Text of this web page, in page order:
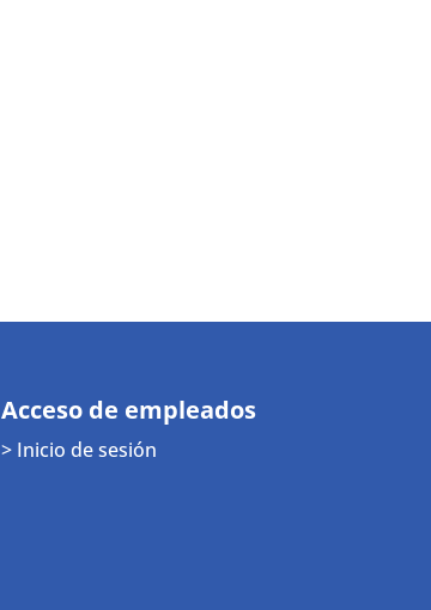
Acceso de empleados
> Inicio de sesión